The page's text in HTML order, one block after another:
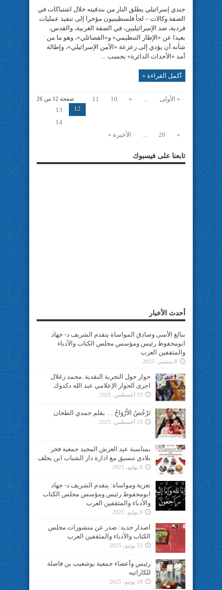
جندي إسرائيلي يطلق النار من بندقيته خلال اشتباكات في
الضفة وكالات – لجأ فلسطينيون مؤخرا إلى تنفيذ عمليات
فردية، ضد الإسرائيليين، في الضفة الغربية، والقدس،
بعيدا عن «الإطار التنظيمي» و»الفصائلي»، وهو ما من
شأنه أن يؤدي إلى زعزعة «الأمن الإسرائيلي»، وإطالة
أمد «الأحداث الدائرة» بحسب ...
أكمل القراءة »
صفحة 12 من 26 « الأولى ...
«
10
11
12
13
14
»
20
... الأخيرة »
تابعنا على فيسبوك
أحدث الأخبار
ببالغ الأسى وصادق المواساة يتقدم الشريف د- جهاد
ابومحفوظ رئيس ومؤسس مجلس الكتاب والأدباء
والمثقفين العرب
8 سبتمبر، 2025
حوار حول التجربة النقدية..محمد زغلال
اجرى الحوار الإعلامي عبد الله دكدوك
13 أغسطس، 2025
تَرْخُصُ الأَرْوَاحُ … بقلم حمدي الطحان
13 أغسطس، 2025
بمناسبة عيد العرش المجيد جمعية فخر
بلادي تنسيق مع ادارة دار الشباب ابن يخلف
9 يوليو، 2025
تعزية ومواساة: يتقدم الشريف د- جهاد
ابومحفوظ رئيس ومؤسس مجلس الكتاب
والأدباء والمثقفين العرب
9 يوليو، 2025
اصدار جديد: صدر عن منشورات مجلس
الكتاب والأدباء والمثقفين العرب
25 يونيو، 2025
رئيس وأعضاء جمعية بوشعيب بن فاضلة
للكاراتيه
18 يونيو، 2025